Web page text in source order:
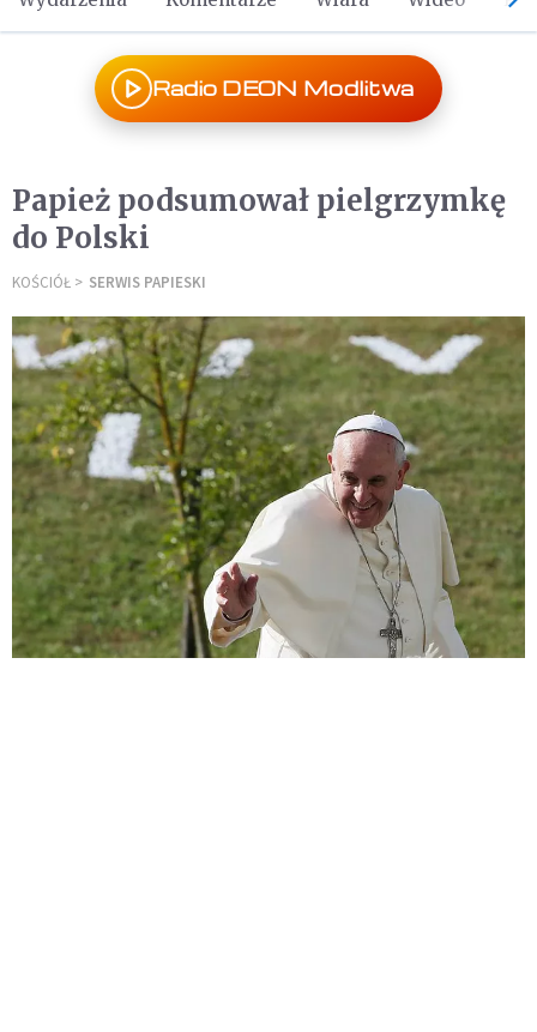
Radio DEON Modlitwa
Papież podsumował pielgrzymkę
do Polski
KOŚCIÓŁ SERWIS PAPIESKI